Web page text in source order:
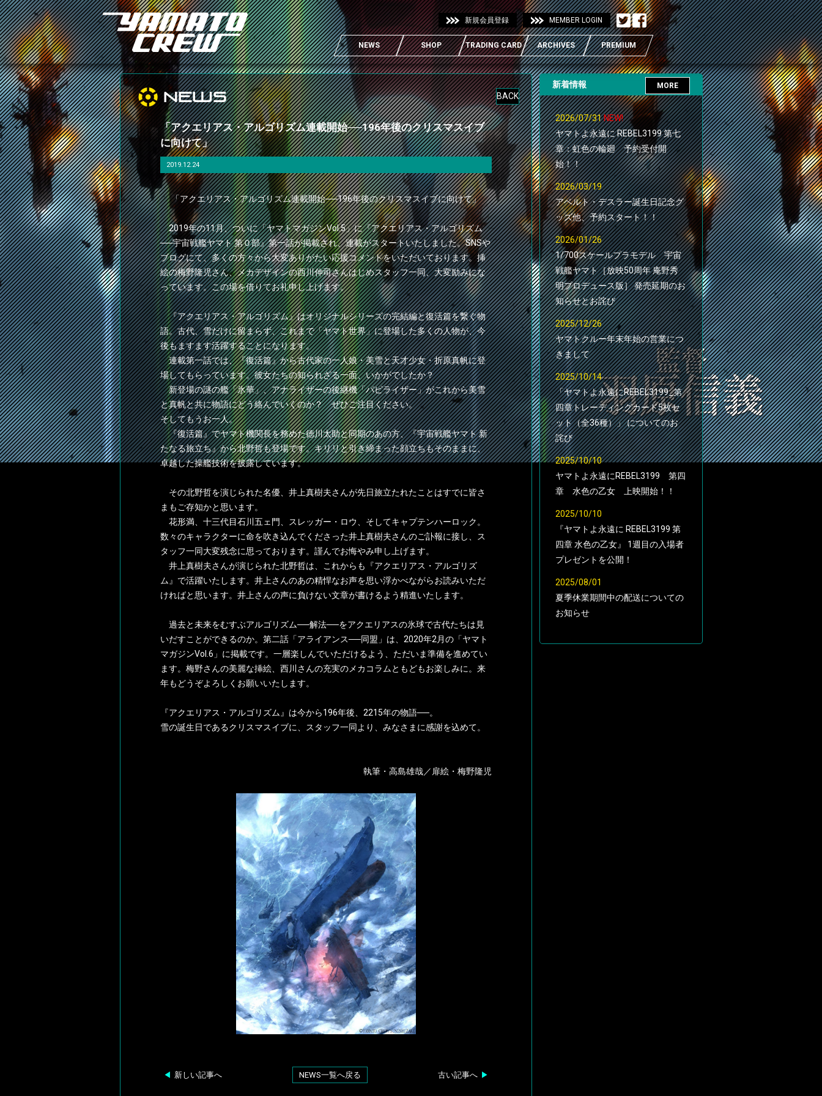
新規会員登録 MEMBER LOGIN
NEWS SHOP TRADING CARD ARCHIVES PREMIUM
NEWS BACK
「アクエリアス・アルゴリズム連載開始──196年後のクリスマスイブ
に向けて」
2019.12.24
「アクエリアス・アルゴリズム連載開始──196年後のクリスマスイブに向けて」
2019年の11月、ついに「ヤマトマガジンVol.5」に『アクエリアス・アルゴリズム
──宇宙戦艦ヤマト 第０部』第一話が掲載され、連載がスタートいたしました。SNSや
ブログにて、多くの方々から大変ありがたい応援コメントをいただいております。挿
絵の梅野隆児さん、メカデザインの西川伸司さんはじめスタッフ一同、大変励みにな
っています。この場を借りてお礼申し上げます。
『アクエリアス・アルゴリズム』はオリジナルシリーズの完結編と復活篇を繋ぐ物
語。古代、雪だけに留まらず、これまで「ヤマト世界」に登場した多くの人物が、今
後もますます活躍することになります。
連載第一話では、『復活篇』から古代家の一人娘・美雪と天才少女・折原真帆に登
場してもらっています。彼女たちの知られざる一面、いかがでしたか？
新登場の謎の艦「氷華」、アナライザーの後継機「パピライザー」がこれから美雪
と真帆と共に物語にどう絡んでいくのか？ ぜひご注目ください。
そしてもうお一人。
『復活篇』でヤマト機関長を務めた徳川太助と同期のあの方、『宇宙戦艦ヤマト 新
たなる旅立ち』から北野哲も登場です。キリリと引き締まった顔立ちもそのままに、
卓越した操艦技術を披露しています。
その北野哲を演じられた名優、井上真樹夫さんが先日旅立たれたことはすでに皆さ
まもご存知かと思います。
花形満、十三代目石川五ェ門、スレッガー・ロウ、そしてキャプテンハーロック。
数々のキャラクターに命を吹き込んでくださった井上真樹夫さんのご訃報に接し、ス
タッフ一同大変残念に思っております。謹んでお悔やみ申し上げます。
井上真樹夫さんが演じられた北野哲は、これからも『アクエリアス・アルゴリズ
ム』で活躍いたします。井上さんのあの精悍なお声を思い浮かべながらお読みいただ
ければと思います。井上さんの声に負けない文章が書けるよう精進いたします。
過去と未来をむすぶアルゴリズム──解法──をアクエリアスの氷球で古代たちは見
いだすことができるのか。第二話「アライアンス──同盟」は、2020年2月の「ヤマト
マガジンVol.6」に掲載です。一層楽しんでいただけるよう、ただいま準備を進めてい
ます。梅野さんの美麗な挿絵、西川さんの充実のメカコラムともどもお楽しみに。来
年もどうぞよろしくお願いいたします。
『アクエリアス・アルゴリズム』は今から196年後、2215年の物語──。
雪の誕生日であるクリスマスイブに、スタッフ一同より、みなさまに感謝を込めて。
執筆・高島雄哉／扉絵・梅野隆児
◀︎ 新しい記事へ NEWS一覧へ戻る 古い記事へ ▶︎
新着情報 MORE
2026/07/31NEW!
ヤマトよ永遠に REBEL3199 第七
章：虹色の輪廻 予約受付開
始！！
2026/03/19
アベルト・デスラー誕生日記念グ
ッズ他、予約スタート！！
2026/01/26
1/700スケールプラモデル 宇宙
戦艦ヤマト［放映50周年 庵野秀
明プロデュース版］ 発売延期のお
知らせとお詫び
2025/12/26
ヤマトクルー年末年始の営業につ
きまして
2025/10/14
「ヤマトよ永遠にREBEL3199_第
四章トレーディングカード5枚セ
ット（全36種）」 についてのお
詫び
2025/10/10
ヤマトよ永遠にREBEL3199 第四
章 水色の乙女 上映開始！！
2025/10/10
『ヤマトよ永遠に REBEL3199 第
四章 水色の乙女』 1週目の入場者
プレゼントを公開！
2025/08/01
夏季休業期間中の配送についての
お知らせ